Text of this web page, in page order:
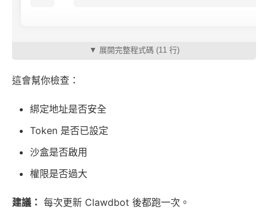
▼ 展開完整程式碼 (11 行)
這會幫你檢查：
綁定地址是否安全
Token 是否已設定
沙盒是否啟用
權限是否過大
建議： 每次更新 Clawdbot 後都跑一次。